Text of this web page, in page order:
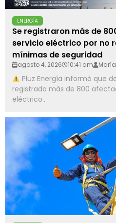
ENERGÍA
Se registraron más de
servicio eléctrico por no
mínimas de seguridad
agosto 4, 2026 10:41 am
Pluz Energía informó que
registrado más de 800
eléctrico...